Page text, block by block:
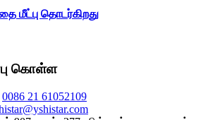
மீட்பு தொடர்கிறது
கொள்ள
0086 21 61052109